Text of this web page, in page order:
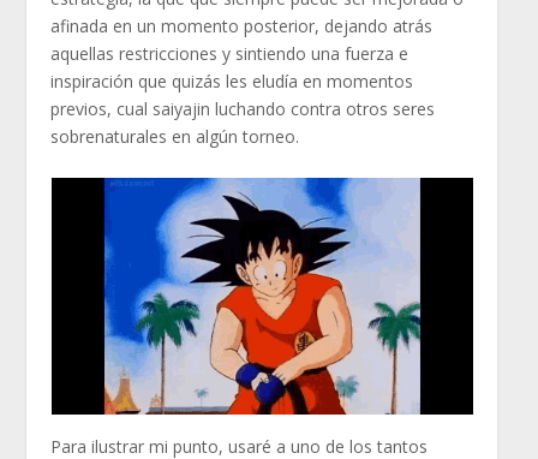
afinada en un momento posterior, dejando atrás
aquellas restricciones y sintiendo una fuerza e
inspiración que quizás les eludía en momentos
previos, cual saiyajin luchando contra otros seres
sobrenaturales en algún torneo.
Para ilustrar mi punto, usaré a uno de los tantos